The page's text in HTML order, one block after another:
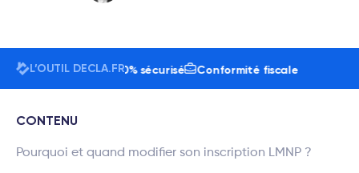
L’OUTIL DECLA.FR
24h/7j 100% sécurisé Conformité fiscale
CONTENU
Pourquoi et quand modifier son inscription LMNP ?